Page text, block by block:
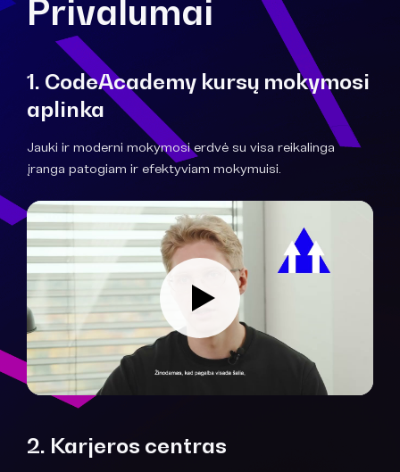
Privalumai
1. CodeAcademy kursų mokymosi
aplinka
Jauki ir moderni mokymosi erdvė su visa reikalinga
įranga patogiam ir efektyviam mokymuisi.
2. Karjeros centras